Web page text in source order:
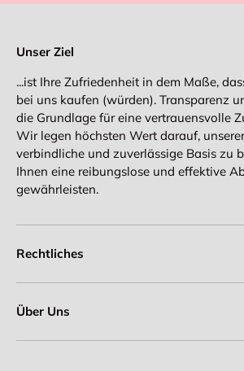
Unser Ziel
...ist Ihre Zufriedenheit in dem Maße,
bei uns kaufen (würden). Transparenz
die Grundlage für eine vertrauensvolle
Wir legen höchsten Wert darauf,
verbindliche und zuverlässige Basis zu
Ihnen eine reibungslose und effektive
gewährleisten.
Rechtliches
Über Uns